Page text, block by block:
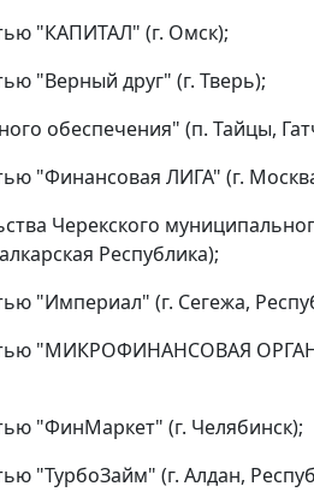
"КАПИТАЛ" (г. Омск);
"Верный друг" (г. Тверь);
обеспечения" (п. Тайцы,
"Финансовая ЛИГА" (г.
Черекского
Республика);
"Империал" (г. Сегежа,
"МИКРОФИНАНСОВАЯ
"ФинМаркет" (г. Челябинск);
"ТурбоЗайм" (г. Алдан,